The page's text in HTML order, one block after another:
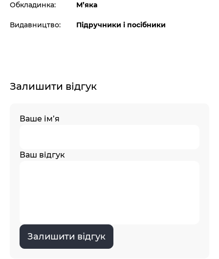
Обкладинка: М’яка
Видавництво: Підручники і посібники
Залишити відгук
Ваше ім’я
Ваш відгук
Залишити відгук